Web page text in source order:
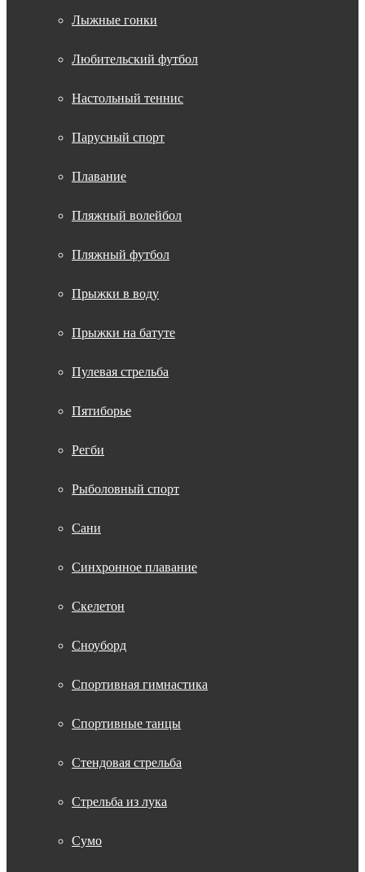
Лыжные гонки
Любительский футбол
Настольный теннис
Парусный спорт
Плавание
Пляжный волейбол
Пляжный футбол
Прыжки в воду
Прыжки на батуте
Пулевая стрельба
Пятиборье
Регби
Рыболовный спорт
Сани
Синхронное плавание
Скелетон
Сноуборд
Спортивная гимнастика
Спортивные танцы
Стендовая стрельба
Стрельба из лука
Сумо